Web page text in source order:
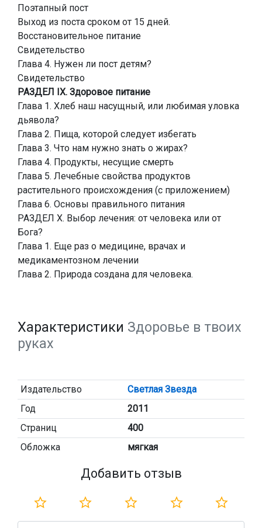
Поэтапный пост
Выход из поста сроком от 15 дней.
Восстановительное питание
Свидетельство
Глава 4. Нужен ли пост детям?
Свидетельство
РАЗДЕЛ IX. Здоровое питание
Глава 1. Хлеб наш насущный, или любимая уловка
дьявола?
Глава 2. Пища, которой следует избегать
Глава 3. Что нам нужно знать о жирах?
Глава 4. Продукты, несущие смерть
Глава 5. Лечебные свойства продуктов
растительного происхождения (с приложением)
Глава 6. Основы правильного питания
РАЗДЕЛ X. Выбор лечения: от человека или от
Бога?
Глава 1. Еще раз о медицине, врачах и
медикаментозном лечении
Глава 2. Природа создана для человека.
Характеристики Здоровье в твоих
руках
Издательство
Светлая Звезда
Год
2011
Страниц
400
Обложка
мягкая
Добавить отзыв